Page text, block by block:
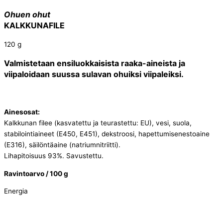
Ohuen ohut
KALKKUNAFILE
120 g
Valmistetaan ensiluokkaisista raaka-aineista ja
viipaloidaan suussa sulavan ohuiksi viipaleiksi.
Ainesosat:
Kalkkunan filee (kasvatettu ja teurastettu: EU), vesi, suola,
stabilointiaineet (E450, E451), dekstroosi, hapettumisenestoaine
(E316), säilöntäaine (natriumnitriitti).
Lihapitoisuus 93%. Savustettu.
Ravintoarvo /100 g
Energia